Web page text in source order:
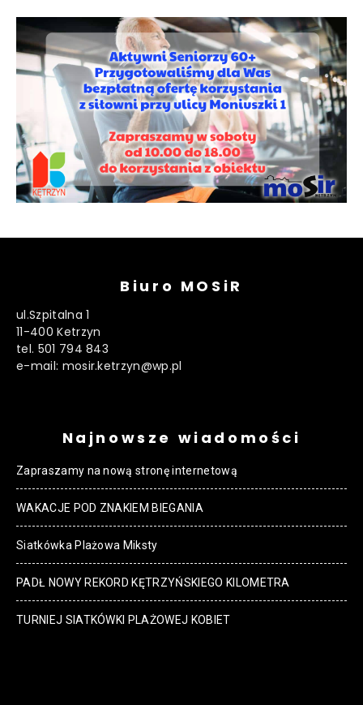
Biuro MOSiR
ul.Szpitalna 1
11-400 Ketrzyn
tel. 501 794 843
e-mail: mosir.ketrzyn@wp.pl
Najnowsze wiadomości
Zapraszamy na nową stronę internetową
WAKACJE POD ZNAKIEM BIEGANIA
Siatkówka Plażowa Miksty
PADŁ NOWY REKORD KĘTRZYŃSKIEGO KILOMETRA
TURNIEJ SIATKÓWKI PLAŻOWEJ KOBIET